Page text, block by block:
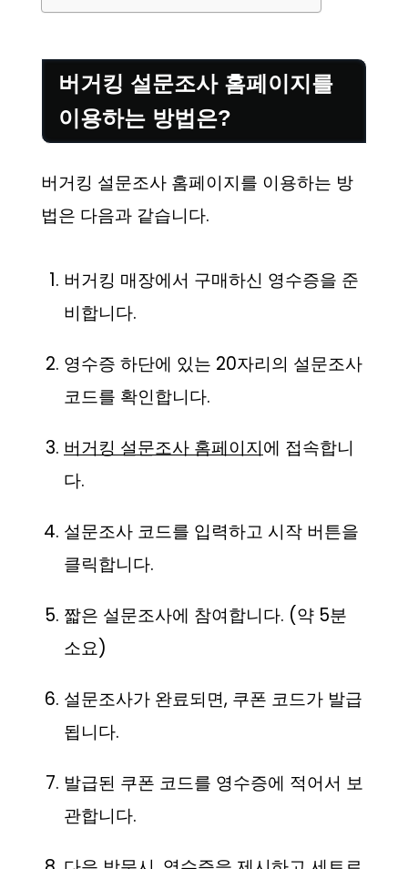
버거킹 설문조사 홈페이지를
이용하는 방법은?
버거킹 설문조사 홈페이지를 이용하는 방
법은 다음과 같습니다.
버거킹 매장에서 구매하신 영수증을 준
비합니다.
영수증 하단에 있는 20자리의 설문조사
코드를 확인합니다.
버거킹 설문조사 홈페이지에 접속합니
다.
설문조사 코드를 입력하고 시작 버튼을
클릭합니다.
짧은 설문조사에 참여합니다. (약 5분
소요)
설문조사가 완료되면, 쿠폰 코드가 발급
됩니다.
발급된 쿠폰 코드를 영수증에 적어서 보
관합니다.